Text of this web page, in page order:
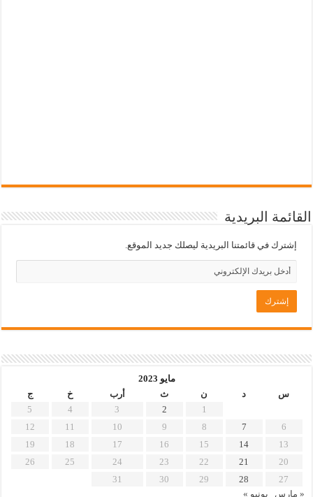
القائمة البريدية
إشترك في قائمتنا البريدية ليصلك جديد الموقع.
مايو 2023
س
د ن ث أرب خ
ج
1
2
3
4
5
6
7
8
9
10
11
12
13
14
15
16
17
18
19
20
21
22
23
24
25
26
27
28
29
30
31
« مارس
يونيو »